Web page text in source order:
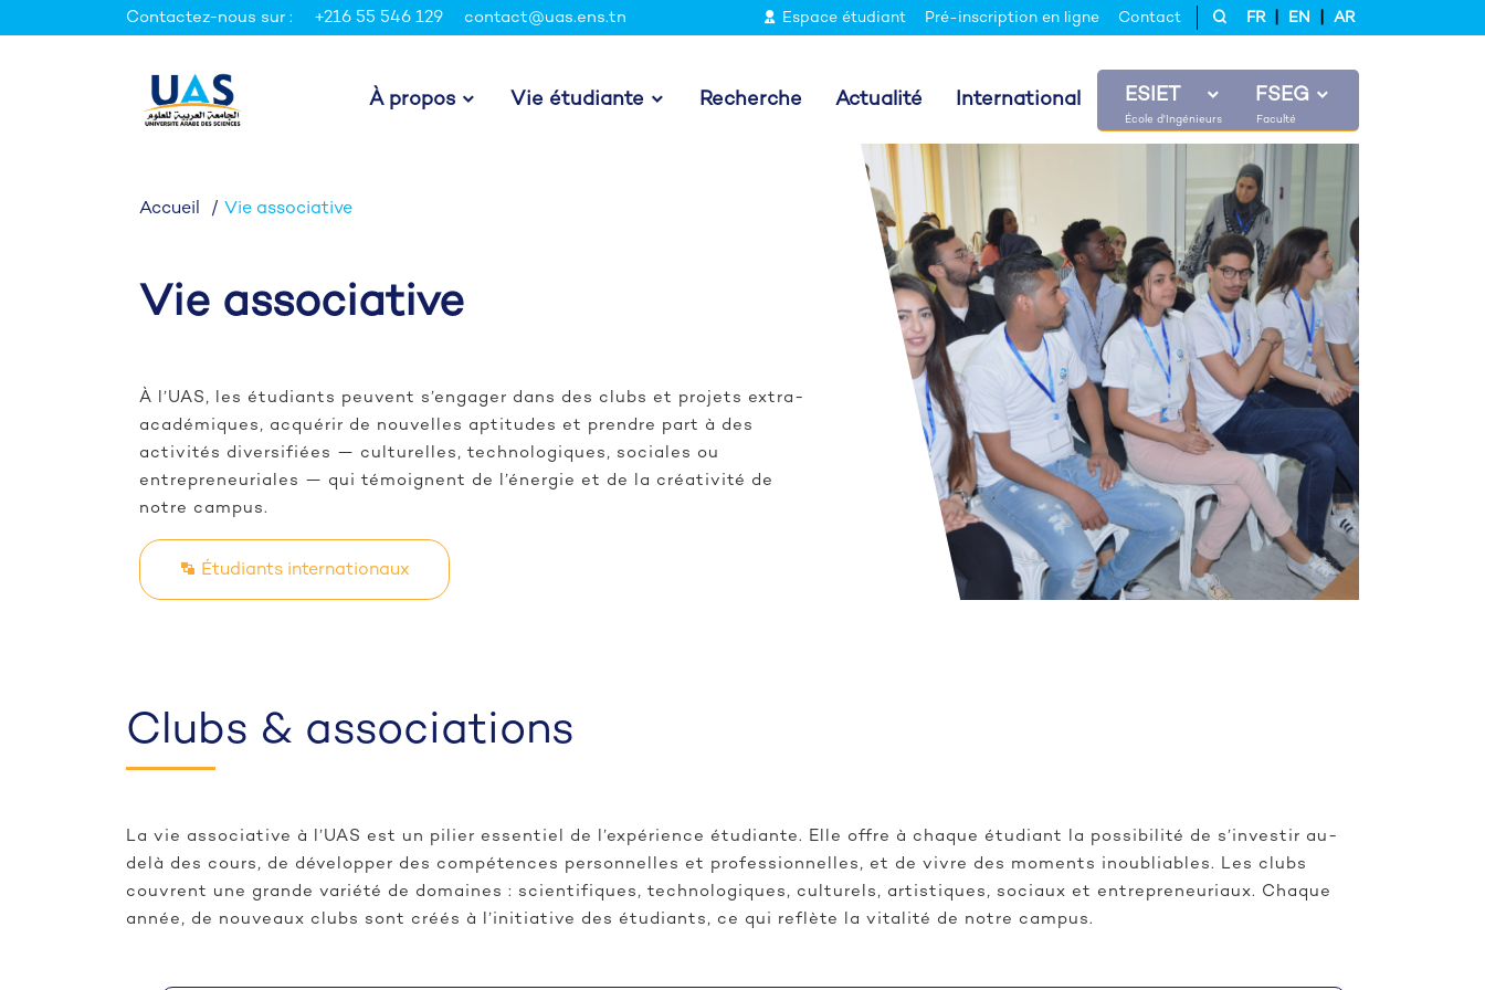
Contactez-nous sur : +216 55 546 129 contact@uas.ens.tn Espace étudiant Pré-inscription en ligne Contact FR EN AR
À propos Vie étudiante Recherche Actualité International ESIET FSEG
Accueil Vie associative
Vie associative
À l’UAS, les étudiants peuvent s’engager dans des clubs et projets extra-
académiques, acquérir de nouvelles aptitudes et prendre part à des
activités diversifiées — culturelles, technologiques, sociales ou
entrepreneuriales — qui témoignent de l’énergie et de la créativité de
notre campus.
Étudiants internationaux
Clubs & associations
La vie associative à l’UAS est un pilier essentiel de l’expérience étudiante. Elle offre à chaque étudiant la possibilité de s’investir au-
delà des cours, de développer des compétences personnelles et professionnelles, et de vivre des moments inoubliables. Les clubs
couvrent une grande variété de domaines : scientifiques, technologiques, culturels, artistiques, sociaux et entrepreneuriaux. Chaque
année, de nouveaux clubs sont créés à l’initiative des étudiants, ce qui reflète la vitalité de notre campus.